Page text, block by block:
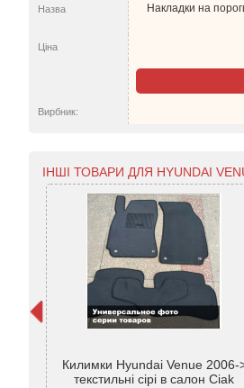
Назва
Накладки на
Ціна
Вирбник:
ІНШІ ТОВАРИ ДЛЯ HYUNDAI
Килимки Hyundai Venue 2006-
текстильні сірі в салон Ciak